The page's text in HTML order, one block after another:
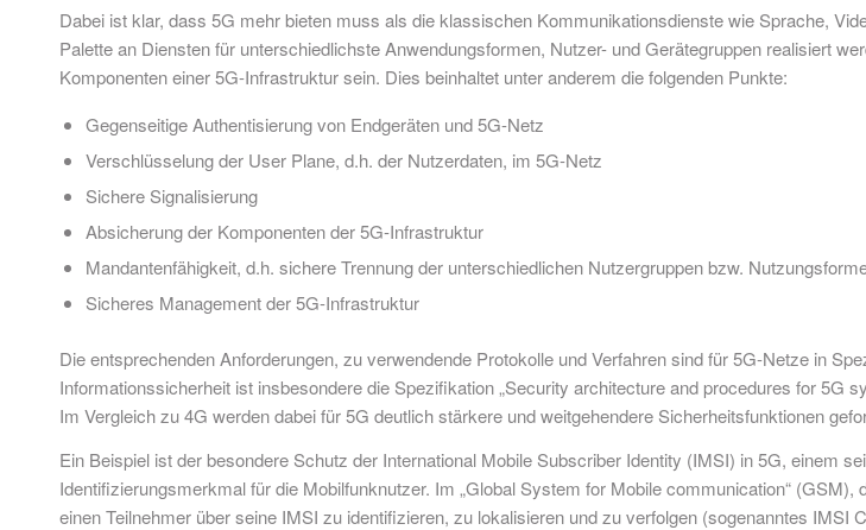
Dabei ist klar, dass 5G mehr bieten muss als die klassischen Kommunikationsdienste wie Sprache,
Palette an Diensten für unterschiedlichste Anwendungsformen, Nutzer- und Gerätegruppen realisiert
Komponenten einer 5G-Infrastruktur sein. Dies beinhaltet unter anderem die folgenden Punkte:
Gegenseitige Authentisierung von Endgeräten und 5G-Netz
Verschlüsselung der User Plane, d.h. der Nutzerdaten, im 5G-Netz
Sichere Signalisierung
Absicherung der Komponenten der 5G-Infrastruktur
Mandantenfähigkeit, d.h. sichere Trennung der unterschiedlichen Nutzergruppen bzw.
Sicheres Management der 5G-Infrastruktur
Die entsprechenden Anforderungen, zu verwendende Protokolle und Verfahren sind für 5G-Netze in
Informationssicherheit ist insbesondere die Spezifikation „Security architecture and procedures for 5G
Im Vergleich zu 4G werden dabei für 5G deutlich stärkere und weitgehendere Sicherheitsfunktionen
Ein Beispiel ist der besondere Schutz der International Mobile Subscriber Identity (IMSI) in 5G, einem
Identifizierungsmerkmal für die Mobilfunknutzer. Im „Global System for Mobile communication“
einen Teilnehmer über seine IMSI zu identifizieren, zu lokalisieren und zu verfolgen (sogenanntes